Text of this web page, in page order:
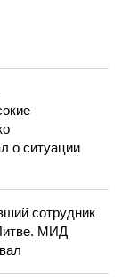
о ситуации
сотрудник
МИД